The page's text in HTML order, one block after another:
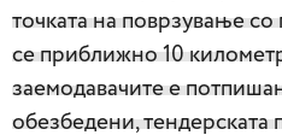
точката на поврзување со
се приближно 10
заемодавачите е
обезбедени, тендерската